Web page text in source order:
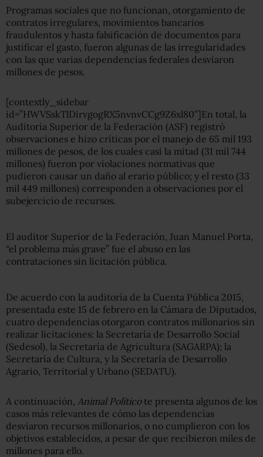
Programas sociales que no funcionan, otorgamiento de
contratos irregulares, movimientos bancarios
fraudulentos y hasta falsificación de documentos para
justificar el gasto, fueron algunas de las irregularidades
con las que varias dependencias federales desviaron
millones de pesos.
[contextly_sidebar
id=”HWVSskTlDirvgogRX5nvnvCCg9Z6xl80″]En total, la
Auditoría Superior de la Federación (ASF) registró
observaciones e hizo críticas por el manejo de 65 mil 193
millones de pesos, de los cuales casi la mitad (31 mil 744
millones) fueron por violaciones normativas que
pudieron causar un daño al erario público; y el resto (33
mil 449 millones) corresponden a observaciones por el
subejercicio de recursos.
El auditor Superior de la Federación, Juan Manuel Porta,
“el problema más grave” fue el abuso en las
contrataciones sin licitación pública.
De acuerdo con la auditoría de la Cuenta Pública 2015,
presentada este 15 de febrero en la Cámara de Diputados,
cuatro dependencias otorgaron contratos millonarios sin
realizar licitaciones: la Secretaría de Desarrollo Social
(Sedesol), la Secretaría de Agricultura (SAGARPA); la
Secretaría de Cultura, y la Secretaría de Desarrollo
Agrario, Territorial y Urbano (SEDATU).
A continuación, Animal Políticote presenta algunos de los
casos más relevantes de cómo las dependencias
desviaron recursos millonarios, o no cumplieron con los
objetivos establecidos, a pesar de que recibieron miles de
millones para ello.